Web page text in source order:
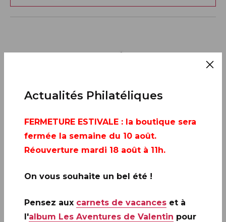
Actualités Philatéliques
FERMETURE ESTIVALE : la boutique sera
fermée la semaine du 10 août.
Réouverture mardi 18 août à 11h.
On vous souhaite un bel été !
Pensez aux carnets de vacances et à
l'album Les Aventures de Valentin pour